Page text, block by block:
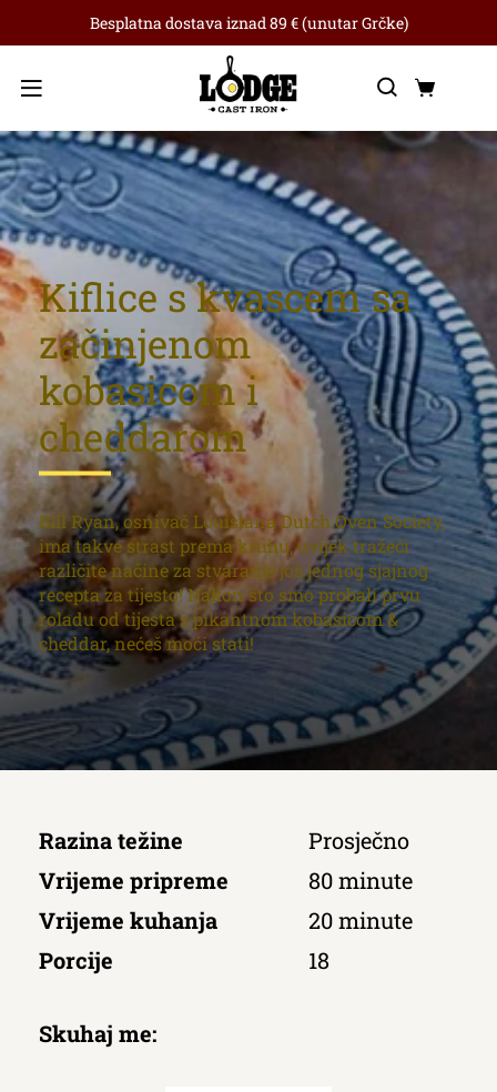
Besplatna dostava iznad 89 € (unutar Grčke)
Izbornik
Traži
Kiflice s kvascem sa
začinjenom
kobasicom i
cheddarom
Bill Ryan, osnivač Louisiana Dutch Oven Society,
ima takve strast prema kruhu, uvijek tražeći
različite načine za stvaranje još jednog sjajnog
recepta za tijesto! Nakon što smo probali prvu
roladu od tijesta s pikantnom kobasicom &
cheddar, nećeš moći stati!
Razina težine
Prosječno
Vrijeme pripreme
80 minute
Vrijeme kuhanja
20 minute
Porcije
18
Skuhaj me: